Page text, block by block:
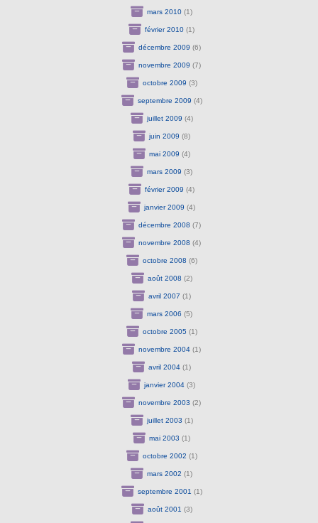
mars 2010 (1)
février 2010 (1)
décembre 2009 (6)
novembre 2009 (7)
octobre 2009 (3)
septembre 2009 (4)
juillet 2009 (4)
juin 2009 (8)
mai 2009 (4)
mars 2009 (3)
février 2009 (4)
janvier 2009 (4)
décembre 2008 (7)
novembre 2008 (4)
octobre 2008 (6)
août 2008 (2)
avril 2007 (1)
mars 2006 (5)
octobre 2005 (1)
novembre 2004 (1)
avril 2004 (1)
janvier 2004 (3)
novembre 2003 (2)
juillet 2003 (1)
mai 2003 (1)
octobre 2002 (1)
mars 2002 (1)
septembre 2001 (1)
août 2001 (3)